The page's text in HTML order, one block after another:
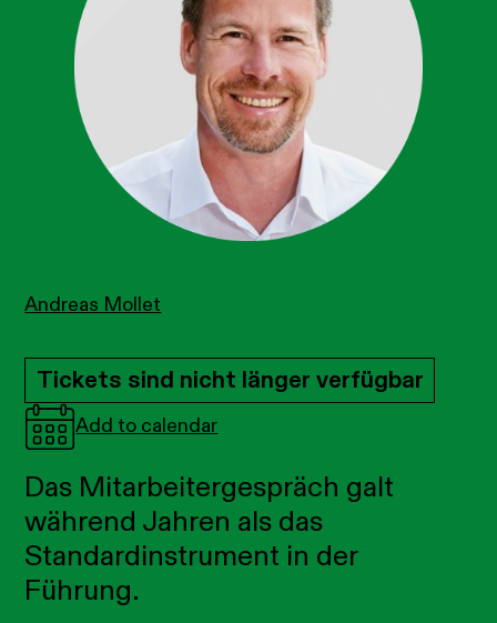
Andreas Mollet
Tickets sind nicht länger verfügbar
Add to calendar
Das Mitarbeitergespräch galt
während Jahren als das
Standardinstrument in der
Führung.